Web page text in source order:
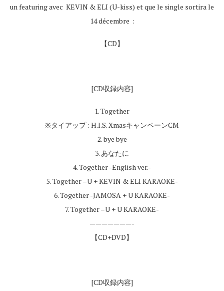
un featuring avec KEVIN & ELI (U-kiss) et que le single sortira le
14 décembre :
【CD】
[CD収録内容]
1. Together
※タイアップ : H.I.S. XmasキャンペーンCM
2. bye bye
3. あなたに
4. Together -English ver.-
5. Together –U + KEVIN & ELI KARAOKE-
6. Together -JAMOSA + U KARAOKE-
7. Together –U + U KARAOKE-
———————-
【CD+DVD】
[CD収録内容]